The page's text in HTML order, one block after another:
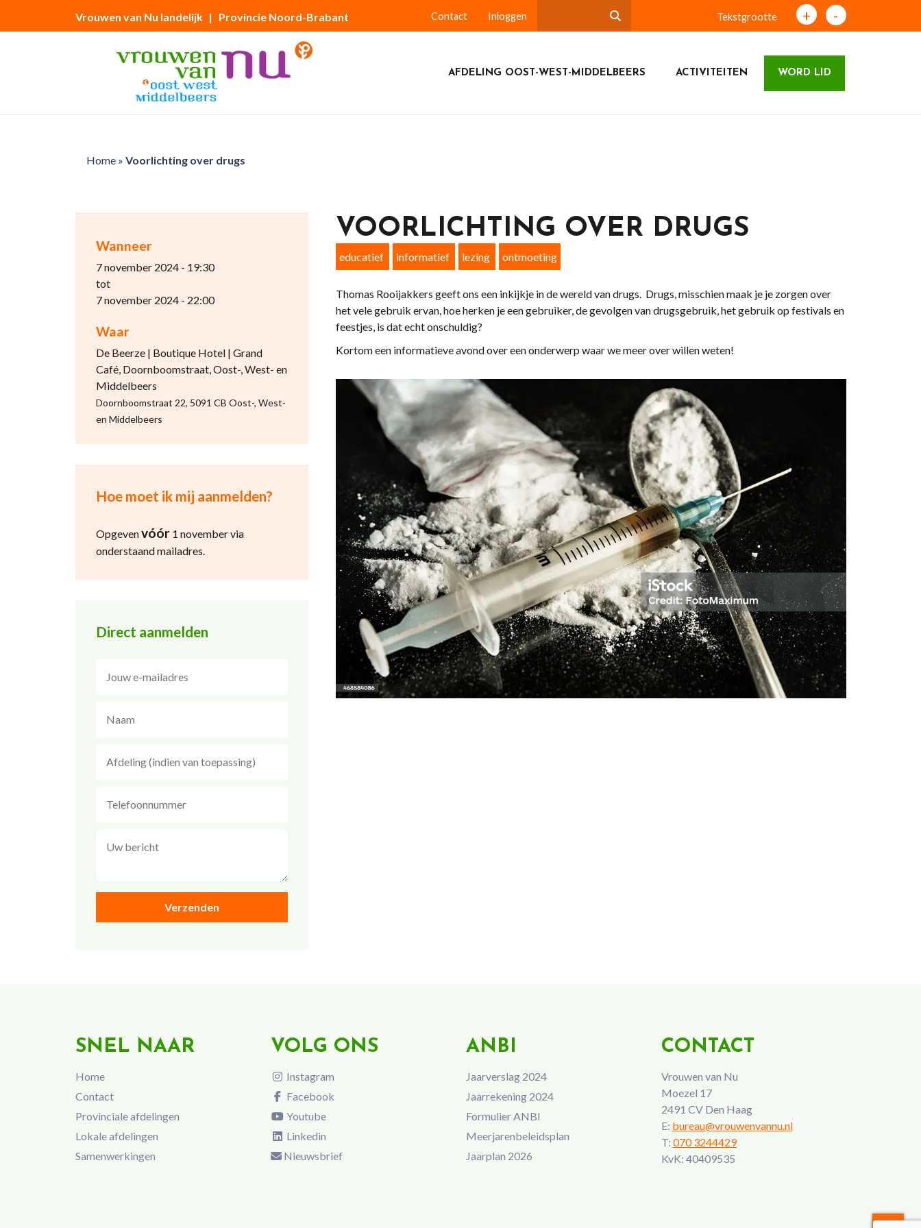
Vrouwen van Nu landelijk | Provincie Noord-Brabant Contact Inloggen Tekstgrootte + -
AFDELING OOST-WEST-MIDDELBEERS ACTIVITEITEN WORD LID
Home» Voorlichting over drugs
Wanneer
7 november 2024 - 19:30
tot
7 november 2024 - 22:00
Waar
De Beerze | Boutique Hotel | Grand
Café, Doornboomstraat, Oost-, West- en
Middelbeers
Doornboomstraat 22, 5091 CB Oost-, West-
en Middelbeers
Hoe moet ik mij aanmelden?
Opgevenvóór1 november via
onderstaand mailadres.
Direct aanmelden
VOORLICHTING OVER DRUGS
educatief informatief lezing ontmoeting
Thomas Rooijakkers geeft ons een inkijkje in de wereld van drugs. Drugs, misschien maak je je zorgen over
het vele gebruik ervan, hoe herken je een gebruiker, de gevolgen van drugsgebruik, het gebruik op festivals en
feestjes, is dat echt onschuldig?
Kortom een informatieve avond over een onderwerp waar we meer over willen weten!
SNEL NAAR
Home
Contact
Provinciale afdelingen
Lokale afdelingen
Samenwerkingen
VOLG ONS
Instagram
Facebook
Youtube
Linkedin
Nieuwsbrief
ANBI
Jaarverslag 2024
Jaarrekening 2024
Formulier ANBI
Meerjarenbeleidsplan
Jaarplan 2026
CONTACT
Vrouwen van Nu
Moezel 17
2491 CV Den Haag
E: bureau@vrouwenvannu.nl
T: 070 3244429
KvK: 40409535